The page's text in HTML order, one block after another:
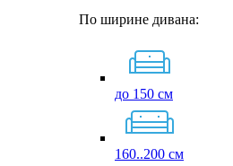
По ширине дивана:
до 150 см
160..200 см